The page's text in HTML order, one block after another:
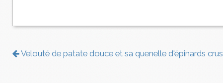
Velouté de patate douce et sa quenelle d'épinards crus